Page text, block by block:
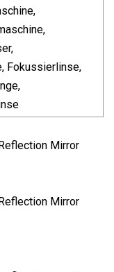
Fokussierlinse,